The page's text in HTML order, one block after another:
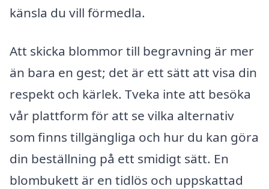
känsla du vill förmedla.
Att skicka blommor till begravning är mer
än bara en gest; det är ett sätt att visa din
respekt och kärlek. Tveka inte att besöka
vår plattform för att se vilka alternativ
som finns tillgängliga och hur du kan göra
din beställning på ett smidigt sätt. En
blombukett är en tidlös och uppskattad